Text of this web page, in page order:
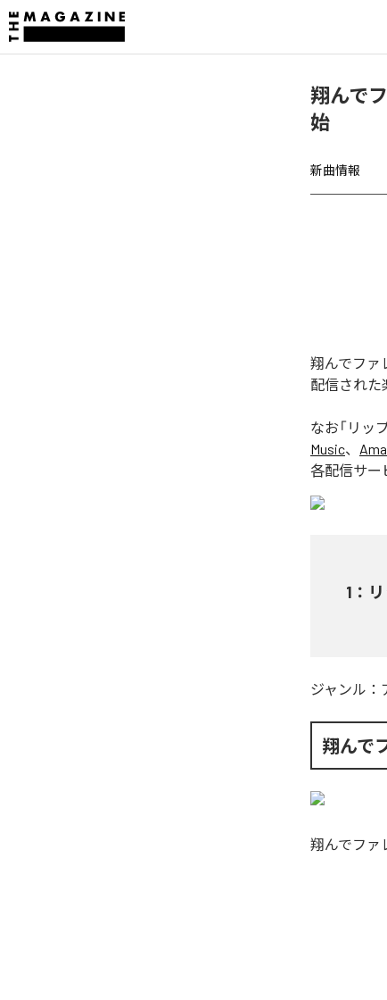
翔んで
始
新曲情報
翔んでファ
配信された
なお「リッ
Music、
各配信サー
1 ：
ジャンル：
翔んで
翔んでファ